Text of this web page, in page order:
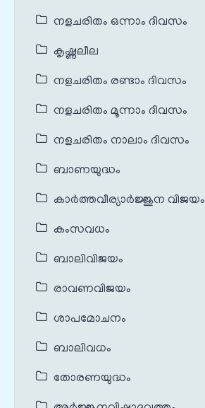
നളചരിതം ഒന്നാം ദിവസം
കൃഷ്ണലീല
നളചരിതം രണ്ടാം ദിവസം
നളചരിതം മൂന്നാം ദിവസം
നളചരിതം നാലാം ദിവസം
ബാണയുദ്ധം
കാർത്തവീര്യാർജ്ജുന വിജയം
കംസവധം
ബാലിവിജയം
രാവണവിജയം
ശാപമോചനം
ബാലിവധം
തോരണയുദ്ധം